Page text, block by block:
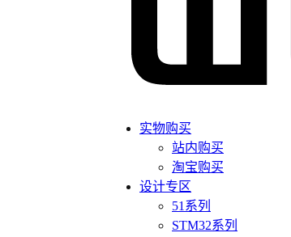
实物购买
站内购买
淘宝购买
设计专区
51系列
STM32系列